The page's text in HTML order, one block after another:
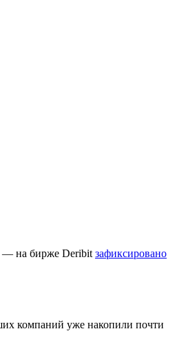
— на бирже Deribit зафиксировано
компаний уже накопили почти